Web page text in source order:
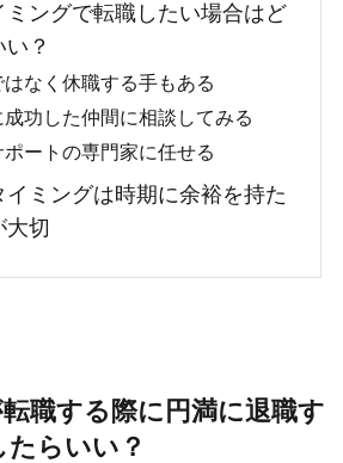
ミングで転職したい場合はど
？
はなく休職する手もある
成功した仲間に相談してみる
ポートの専門家に任せる
イミングは時期に余裕を持た
大切
職する際に円満に退職す
らいい？